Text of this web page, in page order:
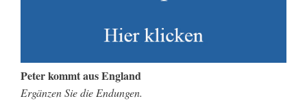
Peter kommt aus England
Ergänzen Sie die Endungen.